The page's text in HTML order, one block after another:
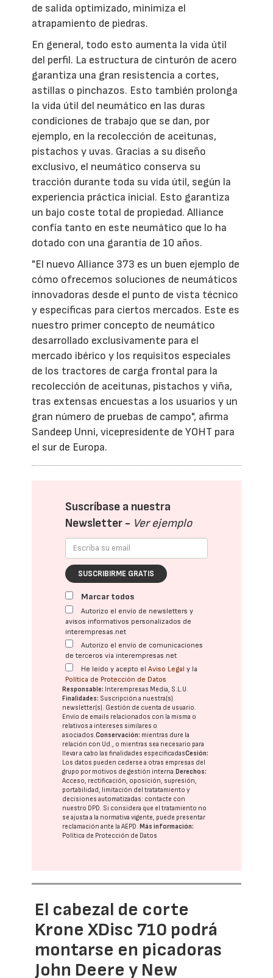
de salida optimizado, minimiza el
atrapamiento de piedras.
En general, todo esto aumenta la vida útil
del perfil. La estructura de cinturón de acero
garantiza una gran resistencia a cortes,
astillas o pinchazos. Esto también prolonga
la vida útil del neumático en las duras
condiciones de trabajo que se dan, por
ejemplo, en la recolección de aceitunas,
pistachos y uvas. Gracias a su diseño
exclusivo, el neumático conserva su
tracción durante toda su vida útil, según la
experiencia práctica inicial. Esto garantiza
un bajo coste total de propiedad. Alliance
confía tanto en este neumático que lo ha
dotado con una garantía de 10 años.
"El nuevo Alliance 373 es un buen ejemplo de
cómo ofrecemos soluciones de neumáticos
innovadoras desde el punto de vista técnico
y específicas para ciertos mercados. Este es
nuestro primer concepto de neumático
desarrollado exclusivamente para el
mercado ibérico y los requisitos especiales
de los tractores de carga frontal para la
recolección de aceitunas, pistachos y viña,
tras extensas encuestas a los usuarios y un
gran número de pruebas de campo", afirma
Sandeep Unni, vicepresidente de YOHT para
el sur de Europa.
Suscríbase a nuestra
Newsletter - Ver ejemplo
SUSCRIBIRME GRATIS
Marcar todos
Autorizo el envío de newsletters y
avisos informativos personalizados de
interempresas.net
Autorizo el envío de comunicaciones
de terceros vía interempresas.net
He leído y acepto elAviso Legal y la
Política de Protección de Datos
Responsable: Interempresas Media, S.L.U.
Finalidades: Suscripción a nuestra(s)
newsletter(s). Gestión de cuenta de usuario.
Envío de emails relacionados con la misma o
relativos a intereses similares o
asociados.Conservación: mientras dure la
relación con Ud., o mientras sea necesario para
llevar a cabo las finalidades especificadasCesión:
Los datos pueden cederse a otras empresas del
grupo por motivos de gestión interna.Derechos:
Acceso, rectificación, oposición, supresión,
portabilidad, limitación del tratatamiento y
decisiones automatizadas: contacte con
nuestro DPD. Si considera que el tratamiento no
se ajusta a la normativa vigente, puede presentar
reclamación ante laAEPD.Más información:
Política de Protección de Datos
El cabezal de corte
Krone XDisc 710 podrá
montarse en picadoras
John Deere y New